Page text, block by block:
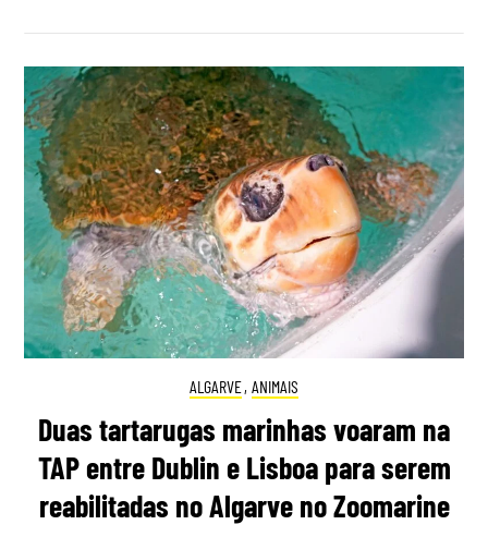
ALGARVE, ANIMAIS
Duas tartarugas marinhas voaram na
TAP entre Dublin e Lisboa para serem
reabilitadas no Algarve no Zoomarine